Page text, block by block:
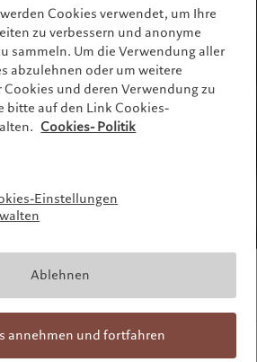
|
Latest insights
Markets
Beyond markets
Den Newsletter abonnieren
Cookies verwendet, um Ihre
zu verbessern und anonyme
sammeln. Um die Verwendung aller
abzulehnen oder um weitere
und deren Verwendung zu
bitte auf den Link Cookies-
Cookies- Politik
Einstellungen
Ablehnen
annehmen und fortfahren